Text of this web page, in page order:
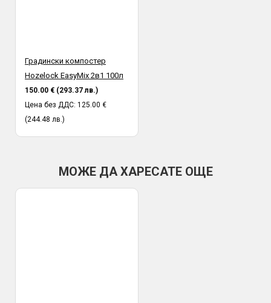
Градински компостер
Hozelock EasyMix 2в1 100л
150.00 € (293.37 лв.)
Цена без ДДС: 125.00 €
(244.48 лв.)
МОЖЕ ДА ХАРЕСАТЕ ОЩЕ